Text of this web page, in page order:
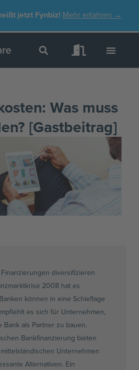
jetzt Fynbiz! Mehr erfahren →
Was muss
[Gastbeitrag]
diversifizieren
2008 hat es
können in eine Schieflage
es sich für Unternehmen,
Bank als Partner zu bauen.
Bankfinanzierung bieten
Unternehmen
Alternativen. Ein